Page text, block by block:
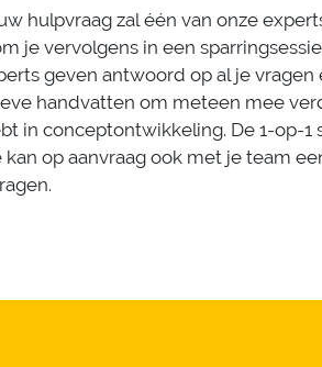
hulpvraag zal één van onze
je vervolgens in een
geven antwoord op al je vragen
handvatten om meteen mee
in conceptontwikkeling. De 1-op-1
kan op aanvraag ook met je team